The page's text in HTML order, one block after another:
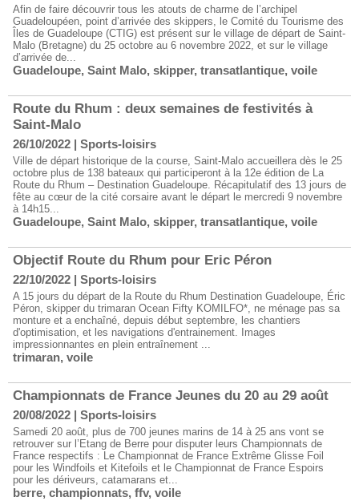
Afin de faire découvrir tous les atouts de charme de l’archipel
Guadeloupéen, point d’arrivée des skippers, le Comité du Tourisme des
Îles de Guadeloupe (CTIG) est présent sur le village de départ de Saint-
Malo (Bretagne) du 25 octobre au 6 novembre 2022, et sur le village
d’arrivée de...
Guadeloupe, Saint Malo, skipper, transatlantique, voile
Route du Rhum : deux semaines de festivités à
Saint-Malo
26/10/2022 | Sports-loisirs
Ville de départ historique de la course, Saint-Malo accueillera dès le 25
octobre plus de 138 bateaux qui participeront à la 12e édition de La
Route du Rhum – Destination Guadeloupe. Récapitulatif des 13 jours de
fête au cœur de la cité corsaire avant le départ le mercredi 9 novembre
à 14h15...
Guadeloupe, Saint Malo, skipper, transatlantique, voile
Objectif Route du Rhum pour Eric Péron
22/10/2022 | Sports-loisirs
A 15 jours du départ de la Route du Rhum Destination Guadeloupe, Éric
Péron, skipper du trimaran Ocean Fifty KOMILFO*, ne ménage pas sa
monture et a enchaîné, depuis début septembre, les chantiers
d'optimisation, et les navigations d'entrainement. Images
impressionnantes en plein entraînement ...
trimaran, voile
​Championnats de France Jeunes du 20 au 29 août
20/08/2022 | Sports-loisirs
Samedi 20 août, plus de 700 jeunes marins de 14 à 25 ans vont se
retrouver sur l’Etang de Berre pour disputer leurs Championnats de
France respectifs : Le Championnat de France Extrême Glisse Foil
pour les Windfoils et Kitefoils et le Championnat de France Espoirs
pour les dériveurs, catamarans et...
berre, championnats, ffv, voile